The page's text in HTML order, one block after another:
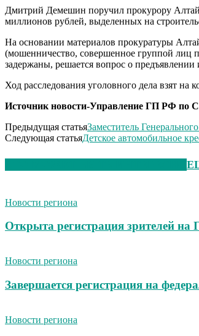
Дмитрий Демешин поручил прокурору
миллионов рублей, выделенных на
На основании материалов прокуратуры
(мошенничество, совершенное группой лиц
задержаны, решается вопрос о
Ход расследования уголовного дела взят на
Источник новости-Управление ГП РФ по
Предыдущая статьяЗаместитель
Следующая статьяДетское автомобильное
Новости региона
Открыта регистрация зрителей
Новости региона
Завершается регистрация на
Новости региона